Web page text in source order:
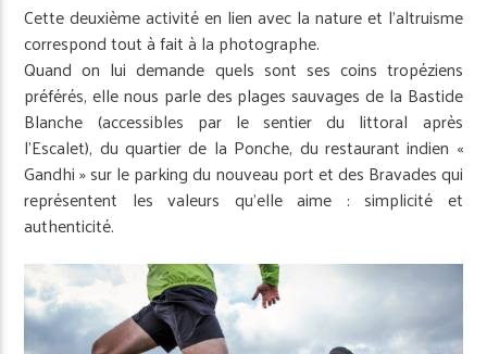
Cette deuxième activité en lien avec la nature et l’altruisme
correspond tout à fait à la photographe.
Quand on lui demande quels sont ses coins tropéziens
préférés, elle nous parle des plages sauvages de la Bastide
Blanche (accessibles par le sentier du littoral après
l’Escalet), du quartier de la Ponche, du restaurant indien «
Gandhi » sur le parking du nouveau port et des Bravades qui
représentent les valeurs qu’elle aime : simplicité et
authenticité.